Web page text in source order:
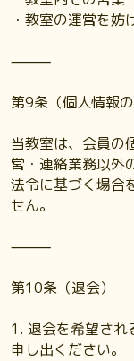
・教室の運営を妨
⸻
第9条（個人情報の
当教室は、会員の
営・連絡業務以外
法令に基づく場合
せん。
⸻
第10条（退会）
1. 退会を希望され
申し出ください。